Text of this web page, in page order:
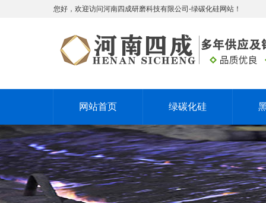
您好，欢迎访问河南四成研磨科技有限公司-绿碳化硅网站！
网站首页 绿碳化硅